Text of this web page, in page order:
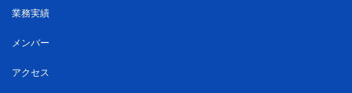
業務実績
メンバー
アクセス